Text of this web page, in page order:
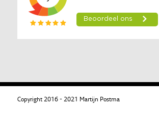
Copyright 2016 - 2021 Martijn Postma